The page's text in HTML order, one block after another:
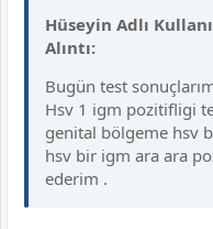
Hüseyin Adlı
Alıntı:
Bugün test
Hsv 1 igm pozitifligi
genital bölgeme hsv
hsv bir igm ara ara
ederim .